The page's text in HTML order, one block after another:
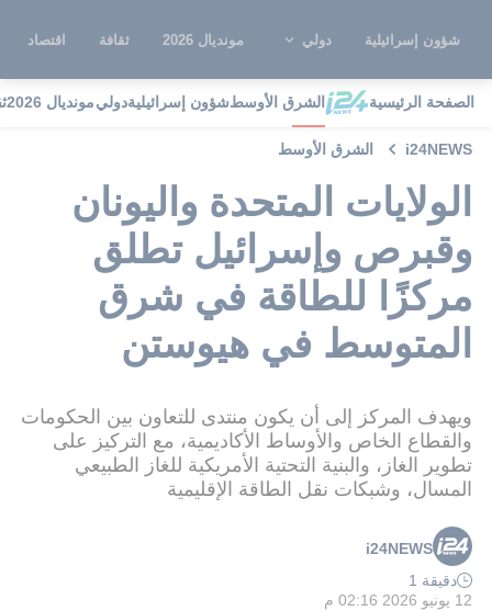
شؤون إسرائيلية دولي مونديال 2026 ثقافة اقتصاد
الصفحة الرئيسية الشرق الأوسطشؤون إسرائيليةدوليمونديال 2026
i24NEWS الشرق الأوسط
الولايات المتحدة واليونان
وقبرص وإسرائيل تطلق
مركزًا للطاقة في شرق
المتوسط ​​في هيوستن
ويهدف المركز إلى أن يكون منتدى للتعاون بين الحكومات
والقطاع الخاص والأوساط الأكاديمية، مع التركيز على
تطوير الغاز، والبنية التحتية الأمريكية للغاز الطبيعي
المسال، وشبكات نقل الطاقة الإقليمية
i24NEWS
دقيقة 1
12 يونيو 2026 02:16 م